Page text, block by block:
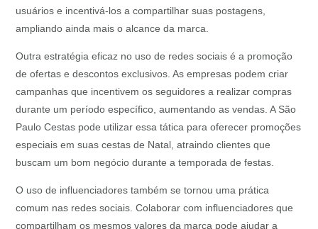
usuários e incentivá-los a compartilhar suas postagens,
ampliando ainda mais o alcance da marca.
Outra estratégia eficaz no uso de redes sociais é a promoção
de ofertas e descontos exclusivos. As empresas podem criar
campanhas que incentivem os seguidores a realizar compras
durante um período específico, aumentando as vendas. A São
Paulo Cestas pode utilizar essa tática para oferecer promoções
especiais em suas cestas de Natal, atraindo clientes que
buscam um bom negócio durante a temporada de festas.
O uso de influenciadores também se tornou uma prática
comum nas redes sociais. Colaborar com influenciadores que
compartilham os mesmos valores da marca pode ajudar a